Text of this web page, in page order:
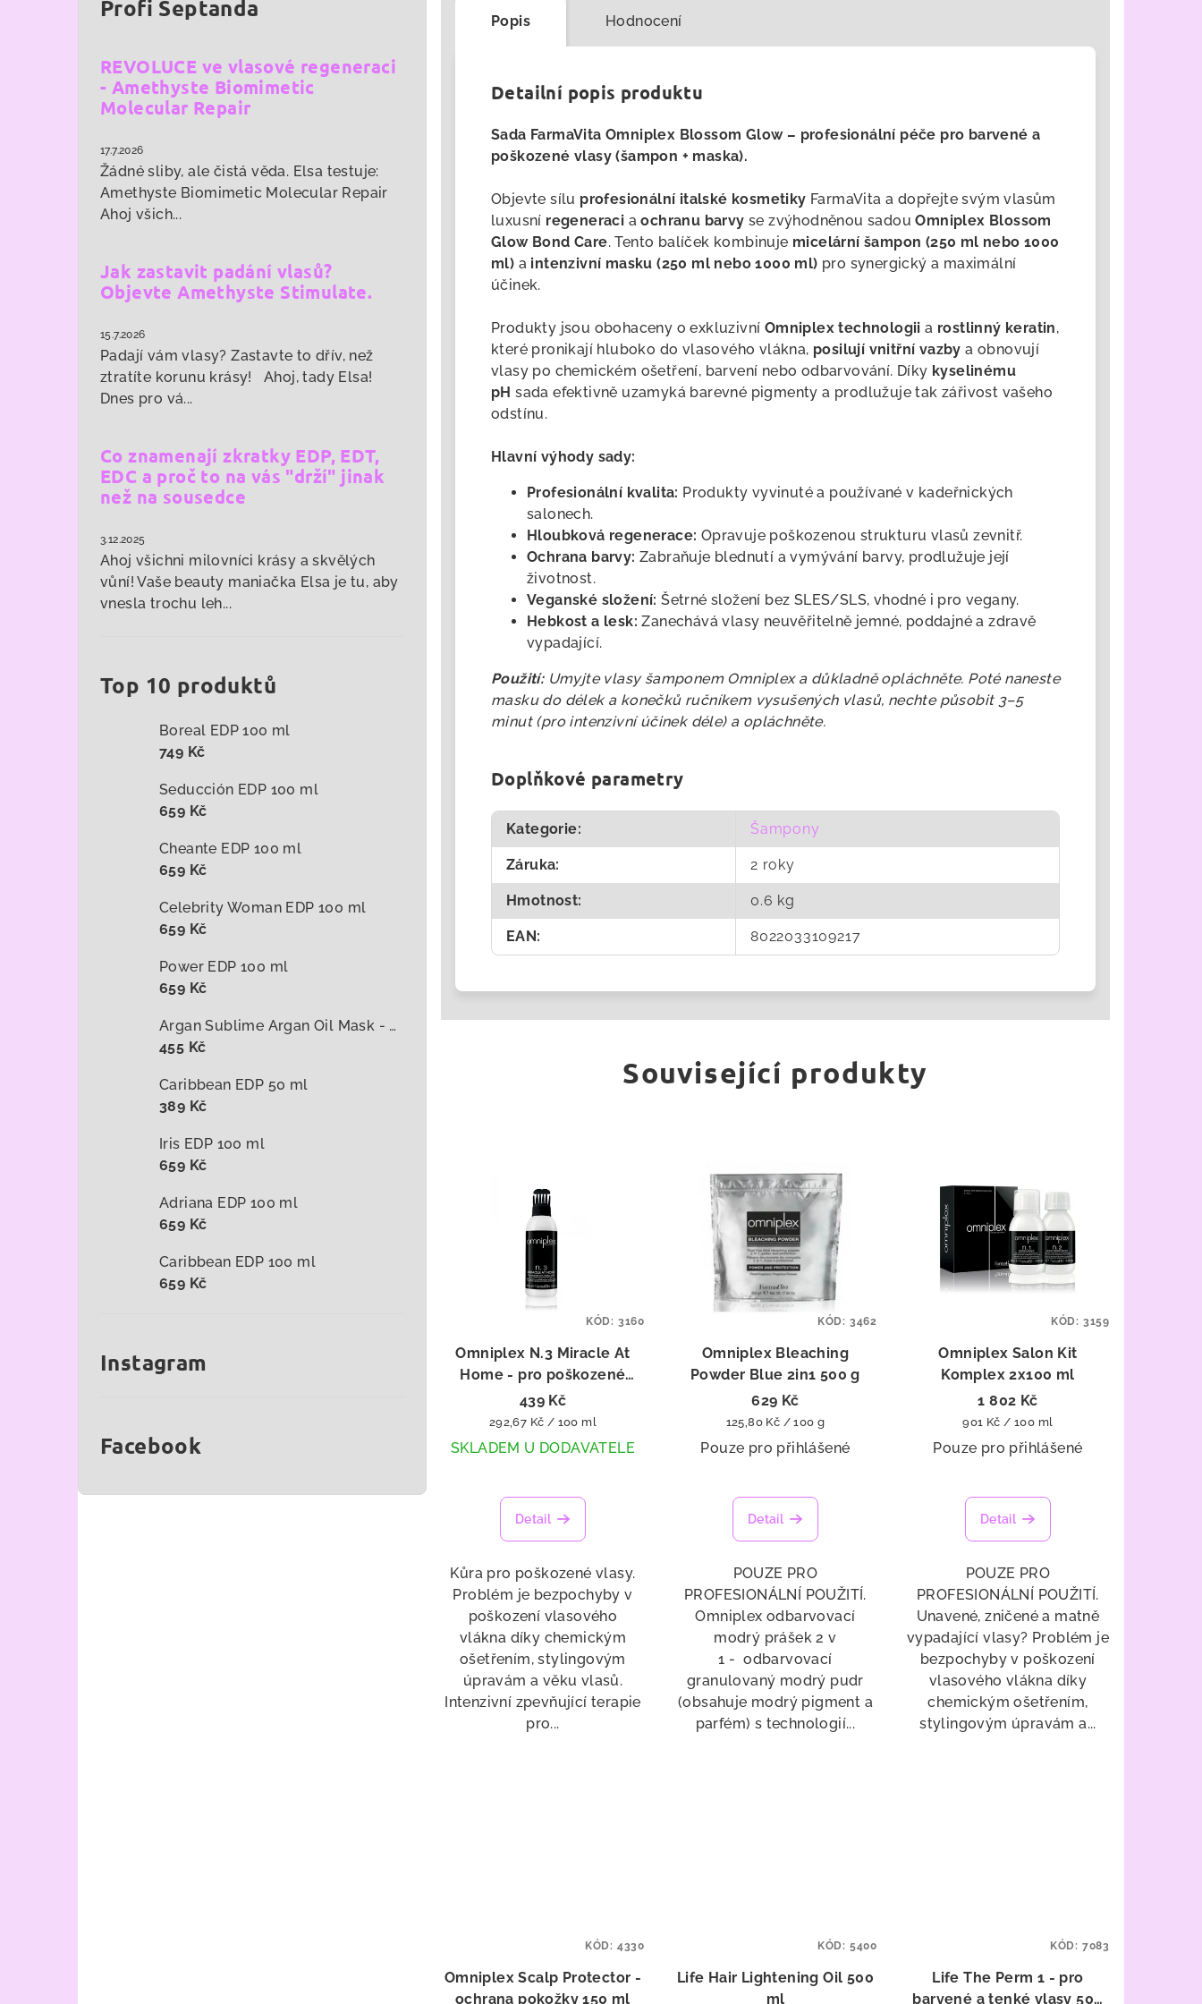
Profi Šeptanda
REVOLUCE ve vlasové regeneraci
- Amethyste Biomimetic
Molecular Repair
17.7.2026
Žádné sliby, ale čistá věda. Elsa testuje:
Amethyste Biomimetic Molecular Repair
Ahoj všich...
Jak zastavit padání vlasů?
Objevte Amethyste Stimulate.
15.7.2026
Padají vám vlasy? Zastavte to dřív, než
ztratíte korunu krásy! Ahoj, tady Elsa!
Dnes pro vá...
Co znamenají zkratky EDP, EDT,
EDC a proč to na vás "drží" jinak
než na sousedce
3.12.2025
Ahoj všichni milovníci krásy a skvělých
vůní! Vaše beauty maniačka Elsa je tu, aby
vnesla trochu leh...
Top 10 produktů
Boreal EDP 100 ml
749 Kč
Seducción EDP 100 ml
659 Kč
Cheante EDP 100 ml
659 Kč
Celebrity Woman EDP 100 ml
659 Kč
Power EDP 100 ml
659 Kč
Argan Sublime Argan Oil Mask - arganová maska na vlasy 1000 ml
455 Kč
Caribbean EDP 50 ml
389 Kč
Iris EDP 100 ml
659 Kč
Adriana EDP 100 ml
659 Kč
Caribbean EDP 100 ml
659 Kč
Instagram
Facebook
Popis Hodnocení
Detailní popis produktu
Sada FarmaVita Omniplex Blossom Glow – profesionální péče pro barvené a
poškozené vlasy (šampon + maska).
Objevte sílu profesionální italské kosmetiky FarmaVita a dopřejte svým vlasům
luxusní regeneraci a ochranu barvy se zvýhodněnou sadou Omniplex Blossom
Glow Bond Care. Tento balíček kombinuje micelární šampon (250 ml nebo 1000
ml) a intenzivní masku (250 ml nebo 1000 ml) pro synergický a maximální
účinek.
Produkty jsou obohaceny o exkluzivní Omniplex technologii a rostlinný keratin,
které pronikají hluboko do vlasového vlákna, posilují vnitřní vazby a obnovují
vlasy po chemickém ošetření, barvení nebo odbarvování. Díky kyselinému
pH sada efektivně uzamyká barevné pigmenty a prodlužuje tak zářivost vašeho
odstínu.
Hlavní výhody sady:
Profesionální kvalita: Produkty vyvinuté a používané v kadeřnických
salonech.
Hloubková regenerace: Opravuje poškozenou strukturu vlasů zevnitř.
Ochrana barvy: Zabraňuje blednutí a vymývání barvy, prodlužuje její
životnost.
Veganské složení: Šetrné složení bez SLES/SLS, vhodné i pro vegany.
Hebkost a lesk: Zanechává vlasy neuvěřitelně jemné, poddajné a zdravě
vypadající.
Použití: Umyjte vlasy šamponem Omniplex a důkladně opláchněte. Poté naneste
masku do délek a konečků ručníkem vysušených vlasů, nechte působit 3–5
minut (pro intenzivní účinek déle) a opláchněte.
Doplňkové parametry
Kategorie: Šampony
Záruka: 2 roky
Hmotnost: 0.6 kg
EAN: 8022033109217
Související produkty
Omniplex N.3 Miracle At
Home - pro poškozené
vlasy 150 ml
439 Kč
Měrná
cena:
292,67 Kč / 100 ml
SKLADEM U DODAVATELE
Detail
Kůra pro poškozené vlasy.
Problém je bezpochyby v
poškození vlasového
vlákna díky chemickým
ošetřením, stylingovým
úpravám a věku vlasů.
Intenzivní zpevňující terapie
pro...
KÓD: 3160
Omniplex Bleaching
Powder Blue 2in1 500 g
629 Kč
Měrná
cena:
125,80 Kč / 100 g
Pouze pro přihlášené
Detail
POUZE PRO
PROFESIONÁLNÍ POUŽITÍ.
Omniplex odbarvovací
modrý prášek 2 v
1 - odbarvovací
granulovaný modrý pudr
(obsahuje modrý pigment a
parfém) s technologií...
KÓD: 3462
Omniplex Salon Kit
Komplex 2x100 ml
1 802 Kč
Měrná
cena:
901 Kč / 100 ml
Pouze pro přihlášené
Detail
POUZE PRO
PROFESIONÁLNÍ POUŽITÍ.
Unavené, zničené a matně
vypadající vlasy? Problém je
bezpochyby v poškození
vlasového vlákna díky
chemickým ošetřením,
stylingovým úpravám a...
KÓD: 3159
Omniplex Scalp Protector -
ochrana pokožky 150 ml
KÓD: 4330
Life Hair Lightening Oil 500
ml
KÓD: 5400
Life The Perm 1 - pro
barvené a tenké vlasy 500
KÓD: 7083